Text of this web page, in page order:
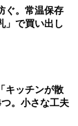
ぐ。常温保存
」で買い出し
キッチンが散
。小さな工夫